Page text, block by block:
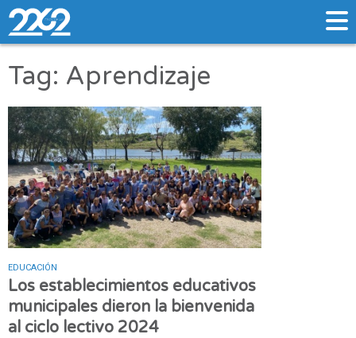
Tag: Aprendizaje
EDUCACIÓN
Los establecimientos educativos
municipales dieron la bienvenida
al ciclo lectivo 2024